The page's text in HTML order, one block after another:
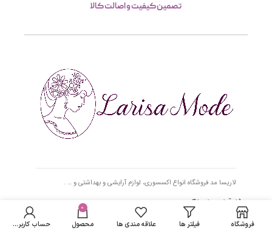
تصمین کیفیت و اصالت کالا
لاریسا مد فروشگاه انواع اکسسوری، لوازم آرایشی و بهداشتی و … .
دسترسی سریع
فروشگاه فیلتر ها علاقه مندی ها
0
محصول حساب کاربری من